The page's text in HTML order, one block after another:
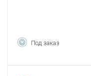
Под заказ